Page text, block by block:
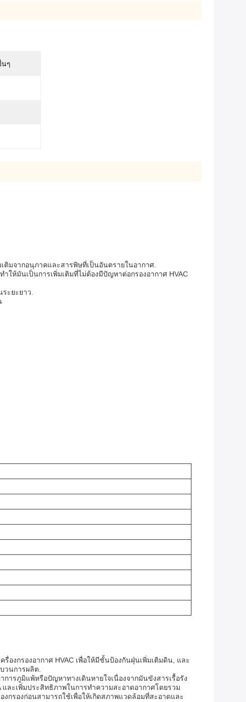
นๆ
มจากอนุภาคและสารพิษที่เป็นอันตรายในอากาศ.
ห้มันเป็นการเพิ่มเติมที่ไม่ต้องมีปัญหาต่อกรองอากาศ HVAC
ะยะยาว.
องกรองอากาศ HVAC เพื่อให้มีชั้นป้องกันฝุ่นเพิ่มเติมดิน, และ
วนการผลิต.
ารภูมิแพ้หรือปัญหาทางเดินหายใจเนื่องจากมันขังสารเรื้อรัง
ละเพิ่มประสิทธิภาพในการทําความสะอาดอากาศโดยรวม
กรองก่อนสามารถใช้เพื่อให้เกิดสภาพแวดล้อมที่สะอาดและ